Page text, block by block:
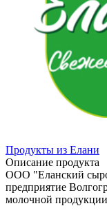
Продукты из Елани
Описание продукта
ООО "Еланский
предприятие
молочной